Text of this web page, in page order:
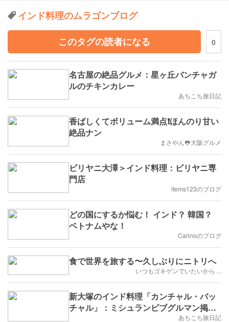
インド料理のムラゴンブログ
このタグの読者になる
0
名古屋の絶品グルメ：星ヶ丘バンチャガ
ルのチキンカレー
あちこち旅日記
香ばしくてボリューム満点❗️ほんのり甘い
絶品ナン
まさやん🐸大阪グルメ
ビリヤニ大澤＞インド料理：ビリヤニ専
門店
items123のブログ
どの国にするか悩む！ インド？ 韓国？
ベトナムやな！
Carinoのブログ
食で世界を旅する〜久しぶりにニトリへ
いつもゴキゲンでいたいから…
新大塚のインド料理「カンチャル・バッ
チャル」：ミシュランビブグルマン掲載
あちこち旅日記